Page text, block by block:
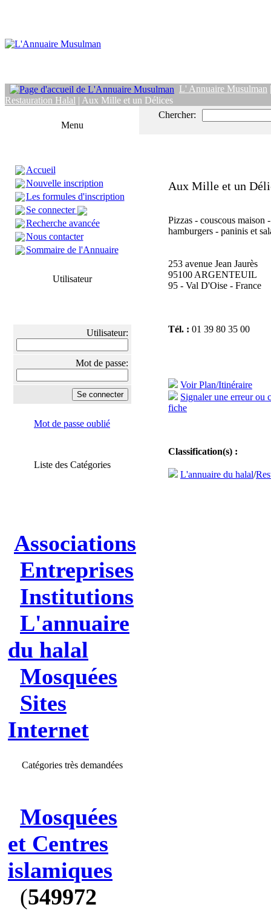
L' Annuaire Musulman
Restauration Halal | Aux Mille et un Délices
Menu
Accueil
Nouvelle inscription
Les formules d'inscription
Se connecter
Recherche avancée
Nous contacter
Sommaire de l'Annuaire
Utilisateur
Utilisateur:
Mot de passe:
Mot de passe oublié
Liste des Catégories
Associations
Entreprises
Institutions
L'annuaire
du halal
Mosquées
Sites
Internet
Catégories très demandées
Mosquées
et Centres
islamiques
(549972
Chercher:
Aux Mille et un
Pizzas - couscous maison
hamburgers - paninis et
253 avenue Jean Jaurès
95100 ARGENTEUIL
95 - Val D'Oise - France
Tél. : 01 39 80 35 00
Voir Plan/Itinéraire
Signaler une erreur ou
fiche
Classification(s) :
L'annuaire du halal/